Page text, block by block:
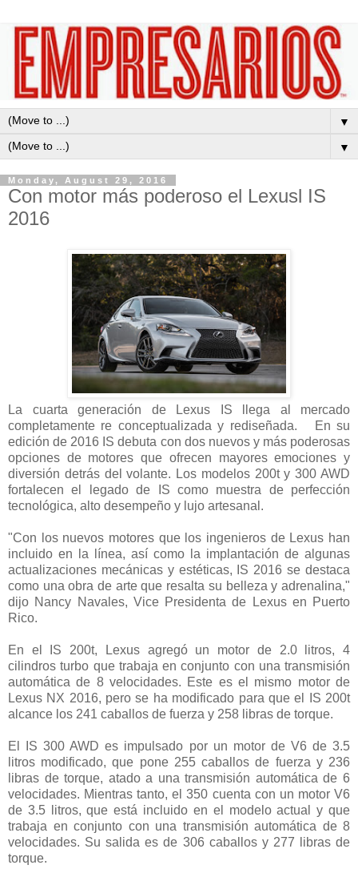
▼
▼
Monday, August 29, 2016
Con motor más poderoso el Lexusl IS
2016
La cuarta generación de Lexus IS llega al mercado
completamente re conceptualizada y rediseñada. En su
edición de 2016 IS debuta con dos nuevos y más poderosas
opciones de motores que ofrecen mayores emociones y
diversión detrás del volante. Los modelos 200t y 300 AWD
fortalecen el legado de IS como muestra de perfección
tecnológica, alto desempeño y lujo artesanal.
"Con los nuevos motores que los ingenieros de Lexus han
incluido en la línea, así como la implantación de algunas
actualizaciones mecánicas y estéticas, IS 2016 se destaca
como una obra de arte que resalta su belleza y adrenalina,"
dijo Nancy Navales, Vice Presidenta de Lexus en Puerto
Rico.
En el IS 200t, Lexus agregó un motor de 2.0 litros, 4
cilindros turbo que trabaja en conjunto con una transmisión
automática de 8 velocidades. Este es el mismo motor de
Lexus NX 2016, pero se ha modificado para que el IS 200t
alcance los 241 caballos de fuerza y 258 libras de torque.
El IS 300 AWD es impulsado por un motor de V6 de 3.5
litros modificado, que pone 255 caballos de fuerza y 236
libras de torque, atado a una transmisión automática de 6
velocidades. Mientras tanto, el 350 cuenta con un motor V6
de 3.5 litros, que está incluido en el modelo actual y que
trabaja en conjunto con una transmisión automática de 8
velocidades. Su salida es de 306 caballos y 277 libras de
torque.